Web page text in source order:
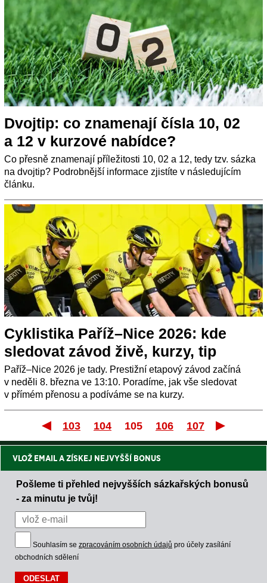
Dvojtip: co znamenají čísla 10, 02
a 12 v kurzové nabídce?
Co přesně znamenají příležitosti 10, 02 a 12, tedy tzv. sázka
na dvojtip? Podrobnější informace zjistíte v následujícím
článku.
Cyklistika Paříž–Nice 2026: kde
sledovat závod živě, kurzy, tip
Paříž–Nice 2026 je tady. Prestižní etapový závod začíná
v neděli 8. března ve 13:10. Poradíme, jak vše sledovat
v přímém přenosu a podíváme se na kurzy.
První
103 104 105 106 107
VLOŽ EMAIL A ZÍSKEJ NEJVYŠŠÍ BONUS
Pošleme ti přehled nejvyšších sázkařských bonusů
- za minutu je tvůj!
Souhlasím se zpracováním osobních údajů pro účely zasílání
obchodních sdělení